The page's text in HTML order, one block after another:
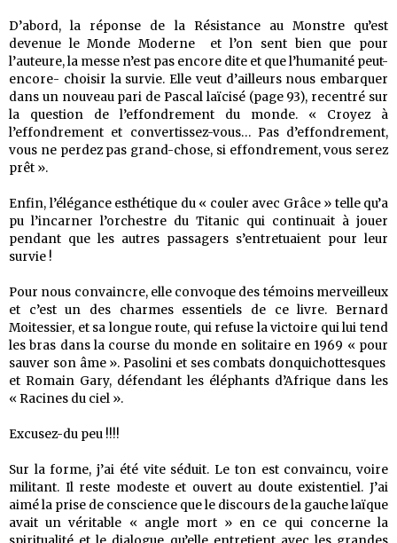
D’abord, la réponse de la Résistance au Monstre qu’est
devenue le Monde Moderne et l’on sent bien que pour
l’auteure, la messe n’est pas encore dite et que l’humanité peut-
encore- choisir la survie. Elle veut d’ailleurs nous embarquer
dans un nouveau pari de Pascal laïcisé (page 93), recentré sur
la question de l’effondrement du monde. « Croyez à
l’effondrement et convertissez-vous… Pas d’effondrement,
vous ne perdez pas grand-chose, si effondrement, vous serez
prêt ».
Enfin, l’élégance esthétique du « couler avec Grâce » telle qu’a
pu l’incarner l’orchestre du Titanic qui continuait à jouer
pendant que les autres passagers s’entretuaient pour leur
survie !
Pour nous convaincre, elle convoque des témoins merveilleux
et c’est un des charmes essentiels de ce livre. Bernard
Moitessier, et sa longue route, qui refuse la victoire qui lui tend
les bras dans la course du monde en solitaire en 1969 « pour
sauver son âme ». Pasolini et ses combats donquichottesques
et Romain Gary, défendant les éléphants d’Afrique dans les
« Racines du ciel ».
Excusez-du peu !!!!
Sur la forme, j’ai été vite séduit. Le ton est convaincu, voire
militant. Il reste modeste et ouvert au doute existentiel. J’ai
aimé la prise de conscience que le discours de la gauche laïque
avait un véritable « angle mort » en ce qui concerne la